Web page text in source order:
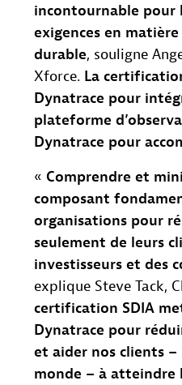
incontournable pour
exigences en
durable, souligne
Xforce. La
Dynatrace pour
plateforme
Dynatrace pour
« Comprendre et
composant
organisations pour
seulement de leurs
investisseurs et des
explique Steve Tack,
certification SDIA
Dynatrace pour
et aider nos clients –
monde – à atteindre